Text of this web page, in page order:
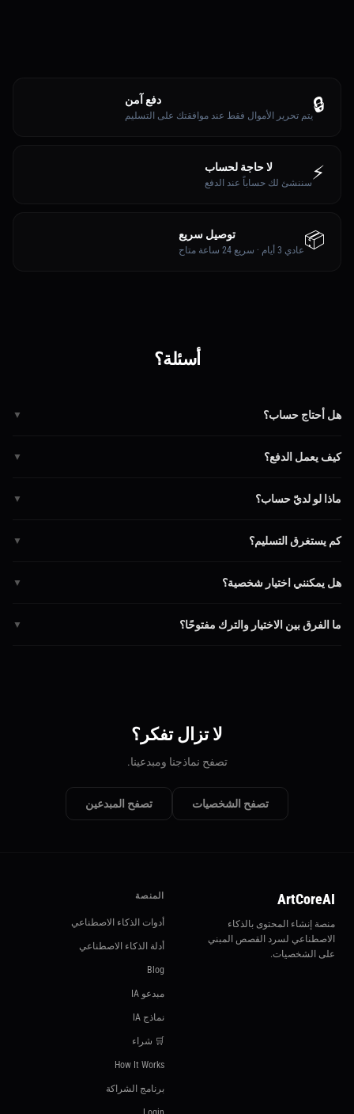
🔒 دفع آمن
يتم تحرير الأموال فقط عند موافقتك على التسليم
⚡ لا حاجة لحساب
سننشئ لك حساباً عند الدفع
📦 توصيل سريع
عادي 3 أيام · سريع 24 ساعة متاح
أسئلة؟
هل أحتاج حساب؟ ▼
كيف يعمل الدفع؟ ▼
ماذا لو لديّ حساب؟ ▼
كم يستغرق التسليم؟ ▼
هل يمكنني اختيار شخصية؟ ▼
ما الفرق بين الاختيار والترك مفتوحًا؟ ▼
لا تزال تفكر؟
تصفح نماذجنا ومبدعينا.
تصفح الشخصيات تصفح المبدعين
ArtCoreAI
منصة إنشاء المحتوى بالذكاء
الاصطناعي لسرد القصص المبني
على الشخصيات.
المنصة
أدوات الذكاء الاصطناعي
أدلة الذكاء الاصطناعي
Blog
مبدعو IA
نماذج IA
🛒 شراء
How It Works
برنامج الشراكة